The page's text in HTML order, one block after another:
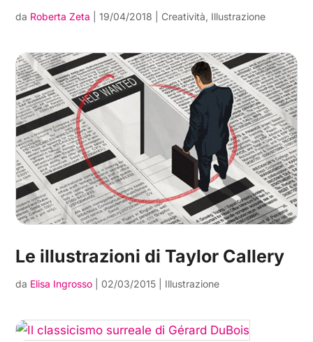
da Roberta Zeta |19/04/2018 Creatività, Illustrazione
Le illustrazioni di Taylor Callery
da Elisa Ingrosso 02/03/2015 Illustrazione